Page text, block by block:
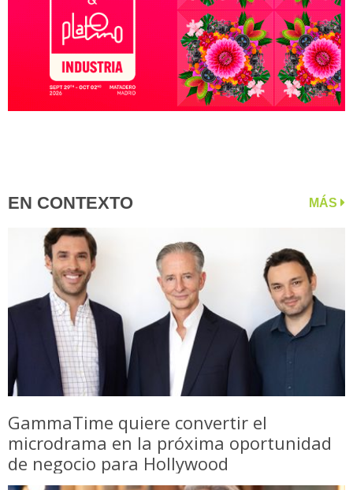
EN CONTEXTO MÁS
GammaTime quiere convertir el
microdrama en la próxima oportunidad
de negocio para Hollywood